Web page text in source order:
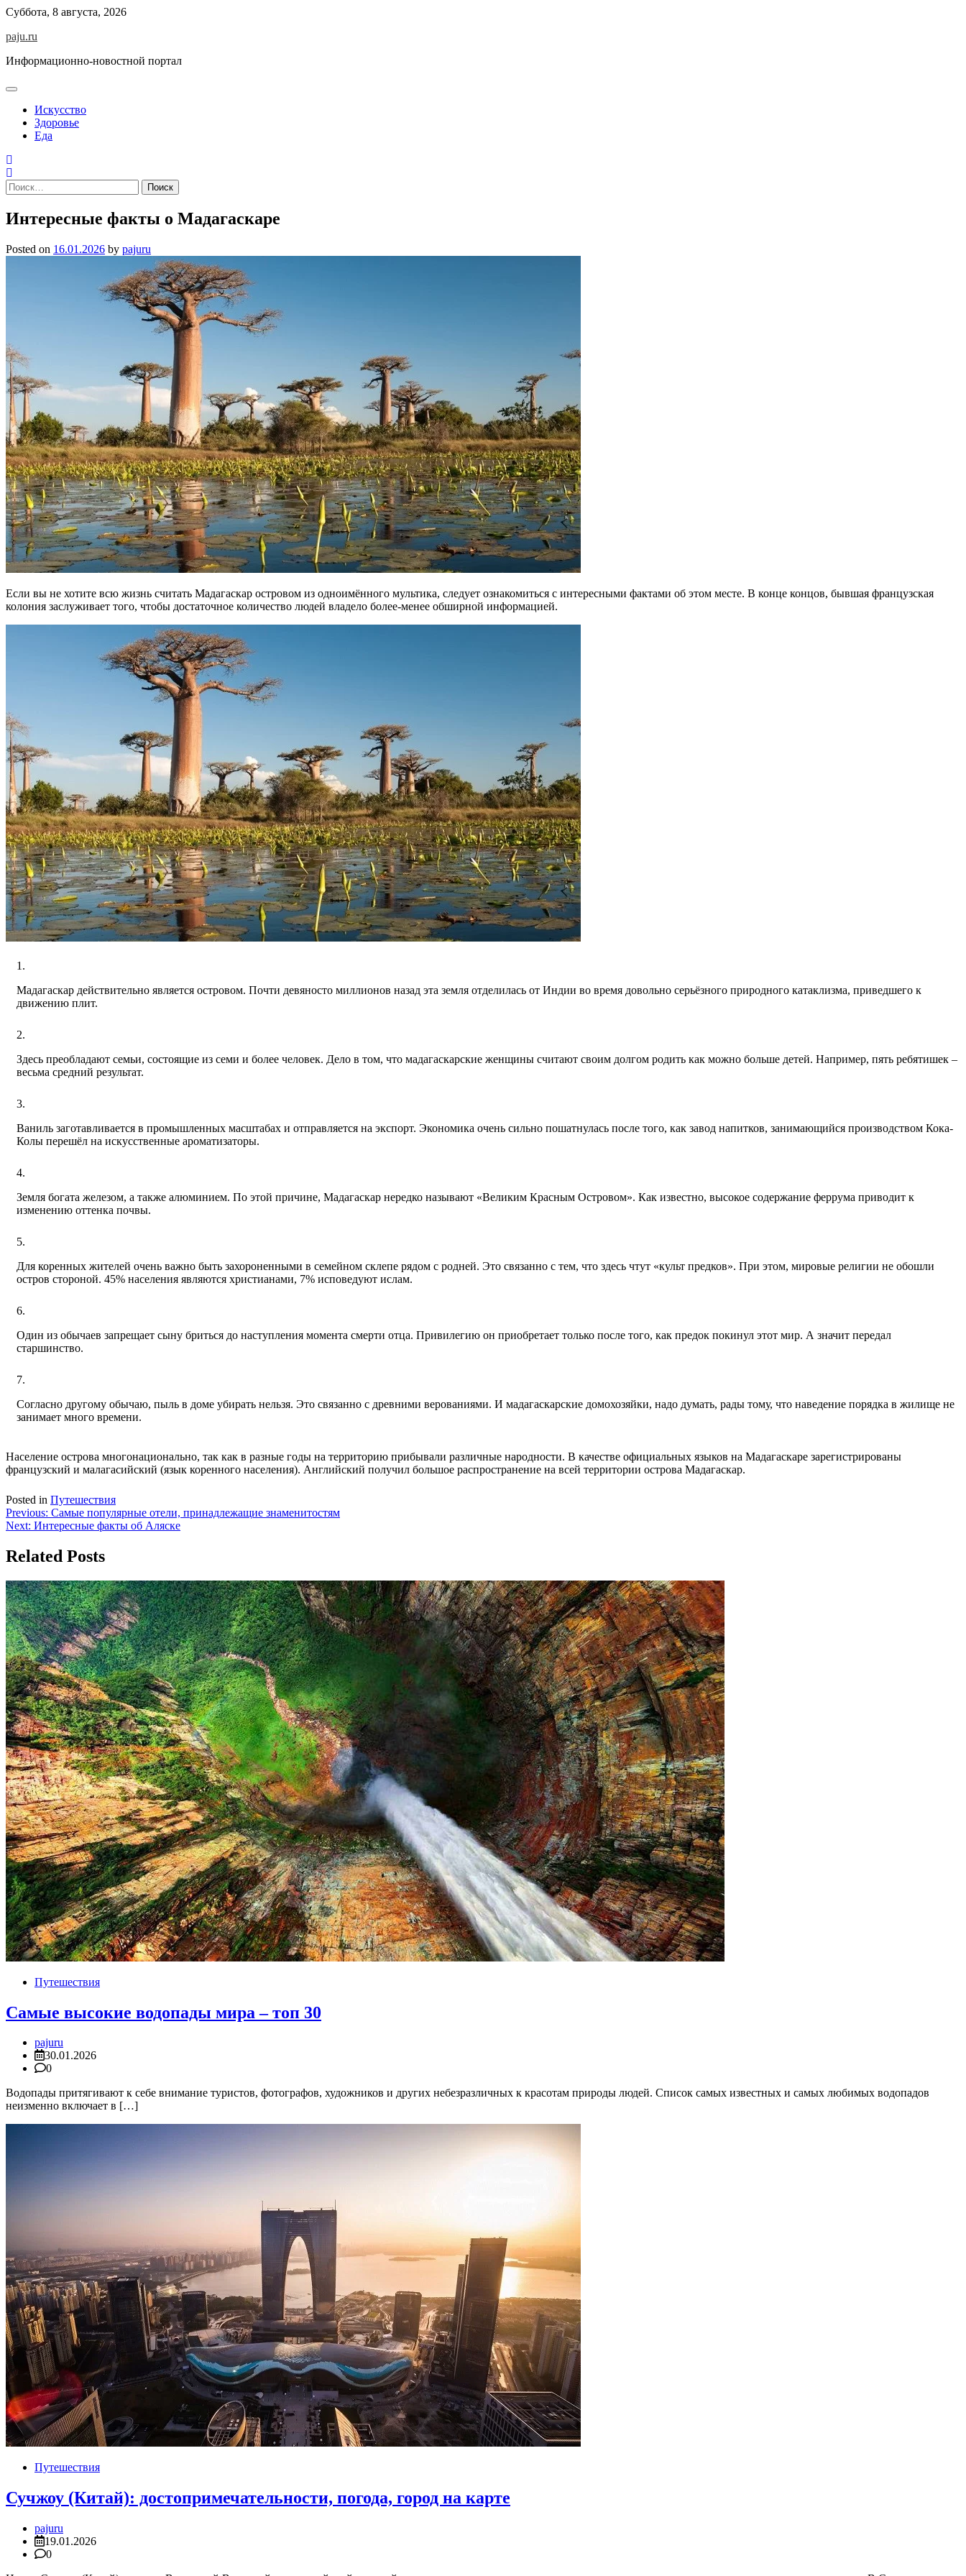
Skip
content
Суббота, 8 августа, 2026
paju.ru
Информационно-новостной портал
Искусство
Здоровье
Еда
Найти:
Интересные факты о Мадагаскаре
Posted on 16.01.2026 by pajuru
Если вы не хотите всю жизнь считать Мадагаскар островом из одноимённого мультика, следует ознакомиться с интересными фактами об этом месте. В конце концов, бывшая французская
колония заслуживает того, чтобы достаточное количество людей владело более-менее обширной информацией.
Мадагаскар действительно является островом. Почти девяносто миллионов назад эта земля отделилась от Индии во время довольно серьёзного природного катаклизма, приведшего к
движению плит.
Здесь преобладают семьи, состоящие из семи и более человек. Дело в том, что мадагаскарские женщины считают своим долгом родить как можно больше детей. Например, пять ребятишек –
весьма средний результат.
Ваниль заготавливается в промышленных масштабах и отправляется на экспорт. Экономика очень сильно пошатнулась после того, как завод напитков, занимающийся производством Кока-
Колы перешёл на искусственные ароматизаторы.
Земля богата железом, а также алюминием. По этой причине, Мадагаскар нередко называют «Великим Красным Островом». Как известно, высокое содержание феррума приводит к
изменению оттенка почвы.
Для коренных жителей очень важно быть захороненными в семейном склепе рядом с родней. Это связанно с тем, что здесь чтут «культ предков». При этом, мировые религии не обошли
остров стороной. 45% населения являются христианами, 7% исповедуют ислам.
Один из обычаев запрещает сыну бриться до наступления момента смерти отца. Привилегию он приобретает только после того, как предок покинул этот мир. А значит передал
старшинство.
Согласно другому обычаю, пыль в доме убирать нельзя. Это связанно с древними верованиями. И мадагаскарские домохозяйки, надо думать, рады тому, что наведение порядка в жилище не
занимает много времени.
Население острова многонационально, так как в разные годы на территорию прибывали различные народности. В качестве официальных языков на Мадагаскаре зарегистрированы
французский и малагасийский (язык коренного населения). Английский получил большое распространение на всей территории острова Мадагаскар.
Posted in Путешествия
Навигация
по
записям
Previous: Самые популярные отели, принадлежащие знаменитостям
Next: Интересные факты об Аляске
Related Posts
Путешествия
Самые высокие водопады мира – топ 30
pajuru
30.01.2026
0
Водопады притягивают к себе внимание туристов, фотографов, художников и других небезразличных к красотам природы людей. Список самых известных и самых любимых водопадов
неизменно включает в […]
Путешествия
Сучжоу (Китай): достопримечательности, погода, город на карте
pajuru
19.01.2026
0